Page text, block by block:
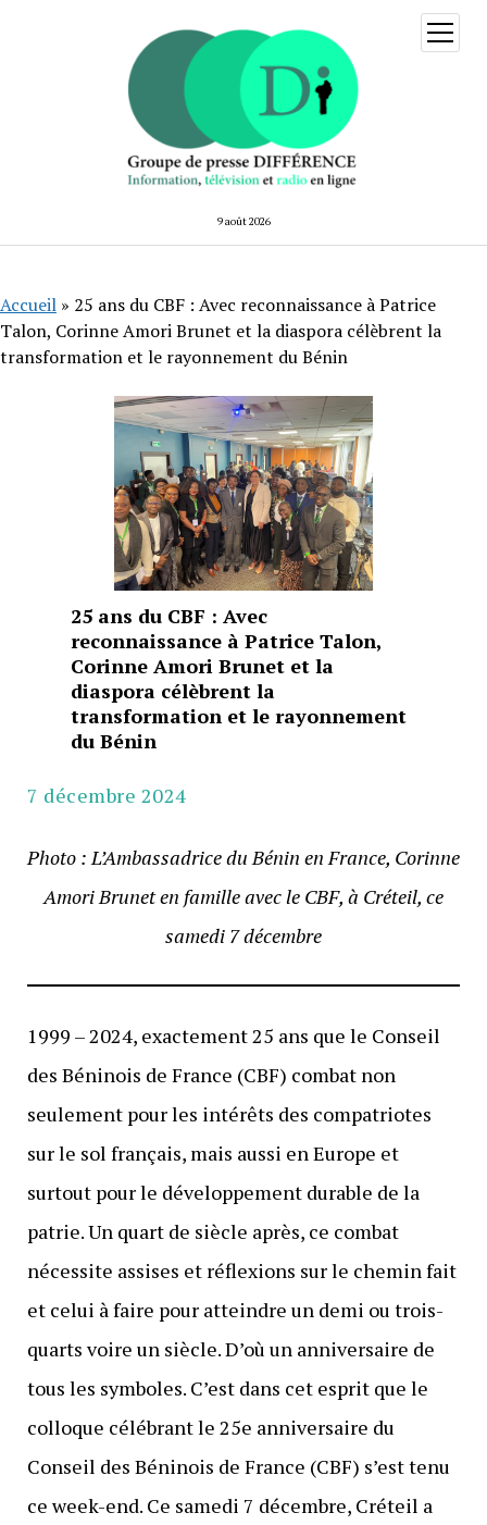
9 août 2026
ouvrir
menu
Accueil » 25 ans du CBF : Avec reconnaissance à Patrice
Talon, Corinne Amori Brunet et la diaspora célèbrent la
transformation et le rayonnement du Bénin
25 ans du CBF : Avec
reconnaissance à Patrice Talon,
Corinne Amori Brunet et la
diaspora célèbrent la
transformation et le rayonnement
du Bénin
7 décembre 2024
Photo : L’Ambassadrice du Bénin en France, Corinne
Amori Brunet en famille avec le CBF, à Créteil, ce
samedi 7 décembre
1999 – 2024, exactement 25 ans que le Conseil
des Béninois de France (CBF) combat non
seulement pour les intérêts des compatriotes
sur le sol français, mais aussi en Europe et
surtout pour le développement durable de la
patrie. Un quart de siècle après, ce combat
nécessite assises et réflexions sur le chemin fait
et celui à faire pour atteindre un demi ou trois-
quarts voire un siècle. D’où un anniversaire de
tous les symboles. C’est dans cet esprit que le
colloque célébrant le 25e anniversaire du
Conseil des Béninois de France (CBF) s’est tenu
ce week-end. Ce samedi 7 décembre, Créteil a